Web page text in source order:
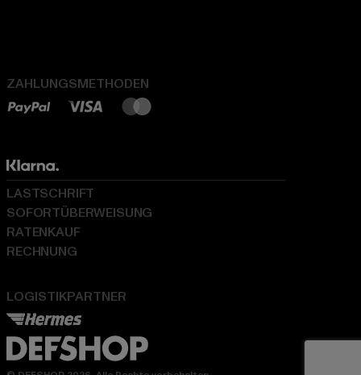
ZAHLUNGSMETHODEN
LOGISTIKPARTNER
LASTSCHRIFT
SOFORTÜBERWEISUNG
RATENKAUF
RECHNUNG